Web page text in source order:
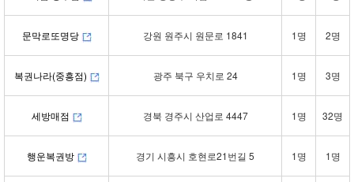
문막로또명당 강원 원주시 원문로 1841 1명 2명
복권나라(중흥점) 광주 북구 우치로 24 1명 3명
세방매점 경북 경주시 산업로 4447 1명 32명
행운복권방 경기 시흥시 호현로21번길 5 1명 1명